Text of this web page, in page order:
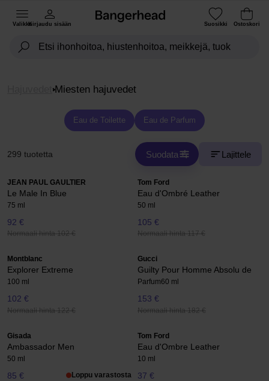
ValikkoKirjaudu sisään Suosikki Ostoskori
Miesten hajuvedet
Eau de Toilette Eau de Parfum
299 tuotetta Suodata Lajittele
JEAN PAUL GAULTIER
Le Male In Blue
75 ml
92 €
Normaali hinta 102 €
Tom Ford
Eau d'Ombré Leather
50 ml
105 €
Normaali hinta 117 €
Montblanc
Explorer Extreme
100 ml
102 €
Normaali hinta 122 €
Gucci
Guilty Pour Homme Absolu de
Parfum60 ml
153 €
Normaali hinta 182 €
Gisada
Ambassador Men
50 ml
85 € Loppu varastosta
Tom Ford
Eau d'Ombre Leather
10 ml
37 €